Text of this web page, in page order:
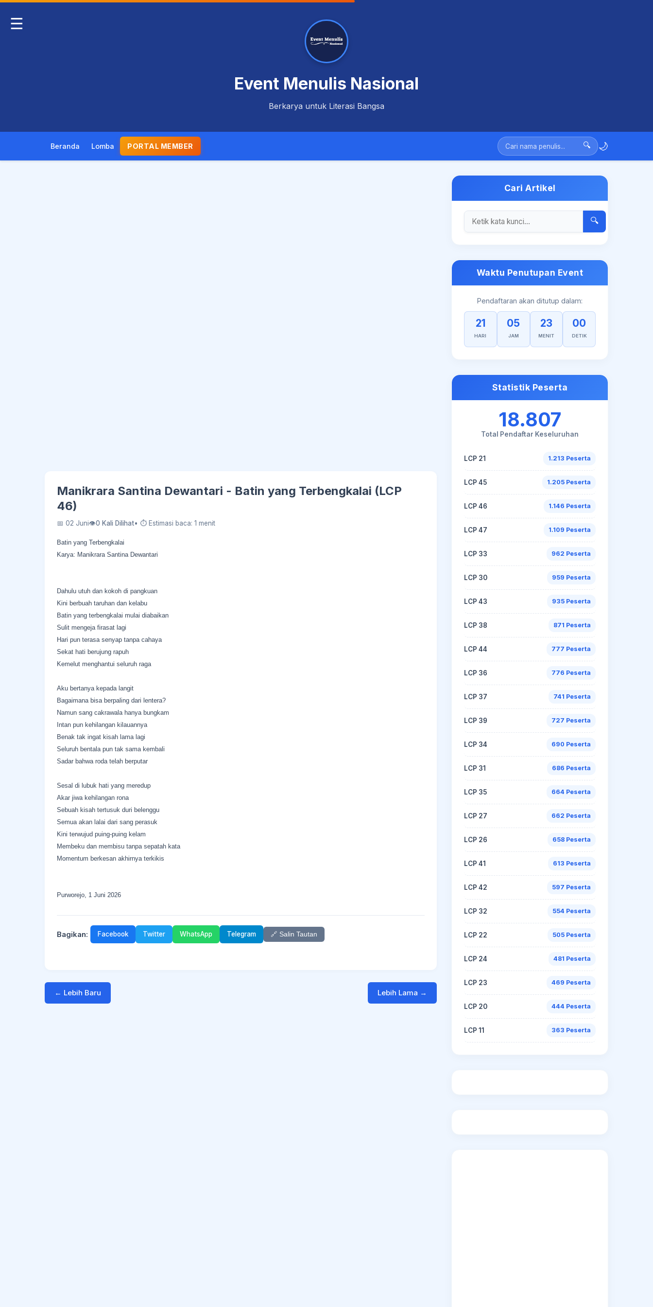
☰
Event Menulis Nasional
Berkarya untuk Literasi Bangsa
Beranda Lomba PORTAL MEMBER 🔍 🌙
Manikrara Santina Dewantari - Batin yang Terbengkalai (LCP
46)
📅 02 Juni👁0 Kali Dilihat• ⏱ Estimasi baca: 1 menit
Batin yang Terbengkalai
Karya: Manikrara Santina Dewantari
Dahulu utuh dan kokoh di pangkuan
Kini berbuah taruhan dan kelabu
Batin yang terbengkalai mulai diabaikan
Sulit mengeja firasat lagi
Hari pun terasa senyap tanpa cahaya
Sekat hati berujung rapuh
Kemelut menghantui seluruh raga
Aku bertanya kepada langit
Bagaimana bisa berpaling dari lentera?
Namun sang cakrawala hanya bungkam
Intan pun kehilangan kilauannya
Benak tak ingat kisah lama lagi
Seluruh bentala pun tak sama kembali
Sadar bahwa roda telah berputar
Sesal di lubuk hati yang meredup
Akar jiwa kehilangan rona
Sebuah kisah tertusuk duri belenggu
Semua akan lalai dari sang perasuk
Kini terwujud puing-puing kelam
Membeku dan membisu tanpa sepatah kata
Momentum berkesan akhirnya terkikis
Purworejo, 1 Juni 2026
Bagikan: Facebook Twitter WhatsApp Telegram 🔗 Salin Tautan
← Lebih Baru Lebih Lama →
Cari Artikel
🔍
Waktu Penutupan Event
Pendaftaran akan ditutup dalam:
21
HARI
05
JAM
22
MENIT
59
DETIK
Statistik Peserta
18.807
Total Pendaftar Keseluruhan
LCP 21 1.213 Peserta
LCP 45 1.205 Peserta
LCP 46 1.146 Peserta
LCP 47 1.109 Peserta
LCP 33 962 Peserta
LCP 30 959 Peserta
LCP 43 935 Peserta
LCP 38 871 Peserta
LCP 44 777 Peserta
LCP 36 776 Peserta
LCP 37 741 Peserta
LCP 39 727 Peserta
LCP 34 690 Peserta
LCP 31 686 Peserta
LCP 35 664 Peserta
LCP 27 662 Peserta
LCP 26 658 Peserta
LCP 41 613 Peserta
LCP 42 597 Peserta
LCP 32 554 Peserta
LCP 22 505 Peserta
LCP 24 481 Peserta
LCP 23 469 Peserta
LCP 20 444 Peserta
LCP 11 363 Peserta